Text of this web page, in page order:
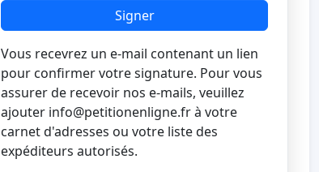
Signer
Vous recevrez un e-mail contenant un lien
pour confirmer votre signature. Pour vous
assurer de recevoir nos e-mails, veuillez
ajouter info@petitionenligne.frà votre
carnet d'adresses ou votre liste des
expéditeurs autorisés.